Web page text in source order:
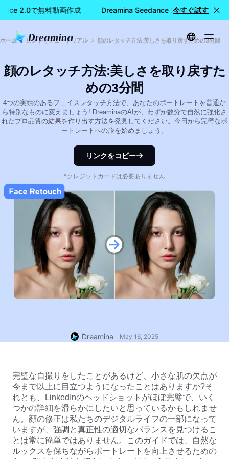
2.0で無料動画作成 Dreamina Seedance 2.0で無料動画作
今すぐ試す
ホーム ヒントとチュートリアル 顔のレタッチ方法:美しさを取り戻すための3分間
顔のレタッチ方法:美しさを取り戻すた
めの3分間
4つの実績のあるフェイスレタッチ方法で、あなたのポートレートを普通か
ら特別なものに変えましょう! DreaminaのAIが、わずか数分で自然に強化さ
れたプロ品質の結果を作り出す方法を発見してください。今日から完璧なポ
ートレートへの旅を始めましょう。
リンクをコピー
*クレジットカードは必要ありません
Dreamina May 16, 2025
完璧な自撮りをしたことがあるけど、小さな肌の欠点が
今まで以上に目立つようになったことはありますか?そ
れとも、LinkedInのヘッドショットがほぼ完璧で、いく
つかの詳細を滑らかにしたいと思っているかもしれませ
ん。顔の修正は私たちのデジタルライフの一部になって
いますが、強調と真正性の適切なバランスを見つけるこ
とは常に簡単ではありません。このガイドでは、自然な
ルックスを保ちながらポートレートを向上させるための